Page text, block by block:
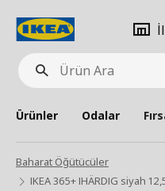
Ürün
Ara
Ürünler Odalar
Baharat Öğütücüler
IKEA 365+ IHÄRDIG siyah